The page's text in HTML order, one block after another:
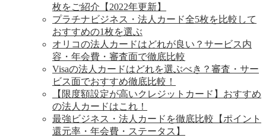
枚をご紹介【2022年更新】
プラチナビジネス・法人カード全5枚を比較して
おすすめの1枚を選ぶ
オリコの法人カードはどれが良い？サービス内
容・年会費・審査面で徹底比較
Visaの法人カードはどれを選ぶべき？審査・サー
ビス面でおすすめ徹底比較！
【限度額設定が高いクレジットカード】おすすめ
の法人カードはこれ！
最強ビジネス・法人カードを徹底比較【ポイント
還元率・年会費・ステータス】